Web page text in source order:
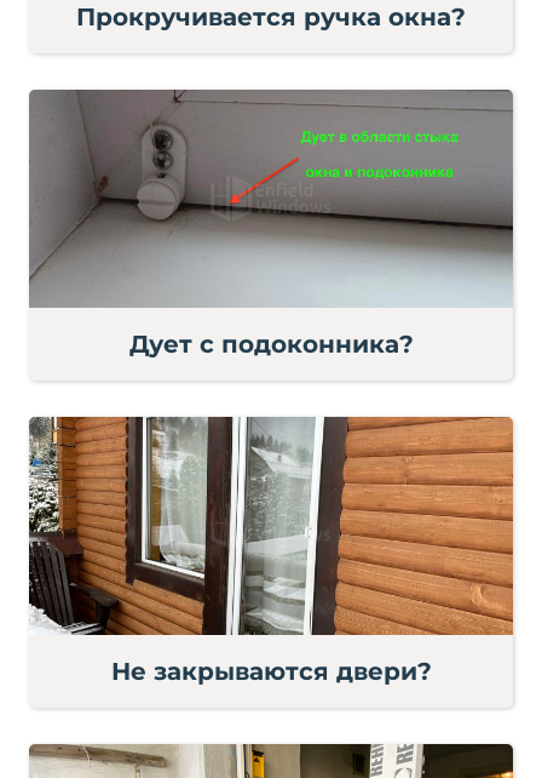
Прокручивается ручка окна?
Дует с подоконника?
Не закрываются двери?